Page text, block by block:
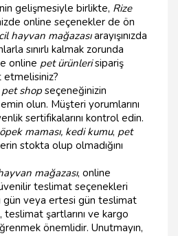
gelişmesiyle birlikte, Rize
online seçenekler de ön
hayvan mağazasıarayışınızda
sınırlı kalmak zorunda
online pet ürünlerisipariş
pet shopseçeneğinizin
olun. Müşteri yorumlarını
sertifikalarını kontrol edin.
maması, kedi kumu, pet
stokta olup olmadığını
mağazası, online
teslimat seçenekleri
gün veya ertesi gün teslimat
teslimat şartlarını ve kargo
önemlidir. Unutmayın,